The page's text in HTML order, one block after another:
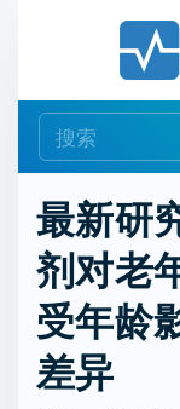
最新研
剂对老
受年龄
差异